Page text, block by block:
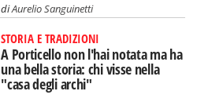
diAurelio Sanguinetti
STORIA E TRADIZIONI
A Porticello non l'hai notata ma ha
una bella storia: chi visse nella
"casa degli archi"